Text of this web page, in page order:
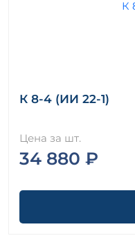
К 8-4 (ИИ 22-1)
Цена за шт.
34 880 ₽